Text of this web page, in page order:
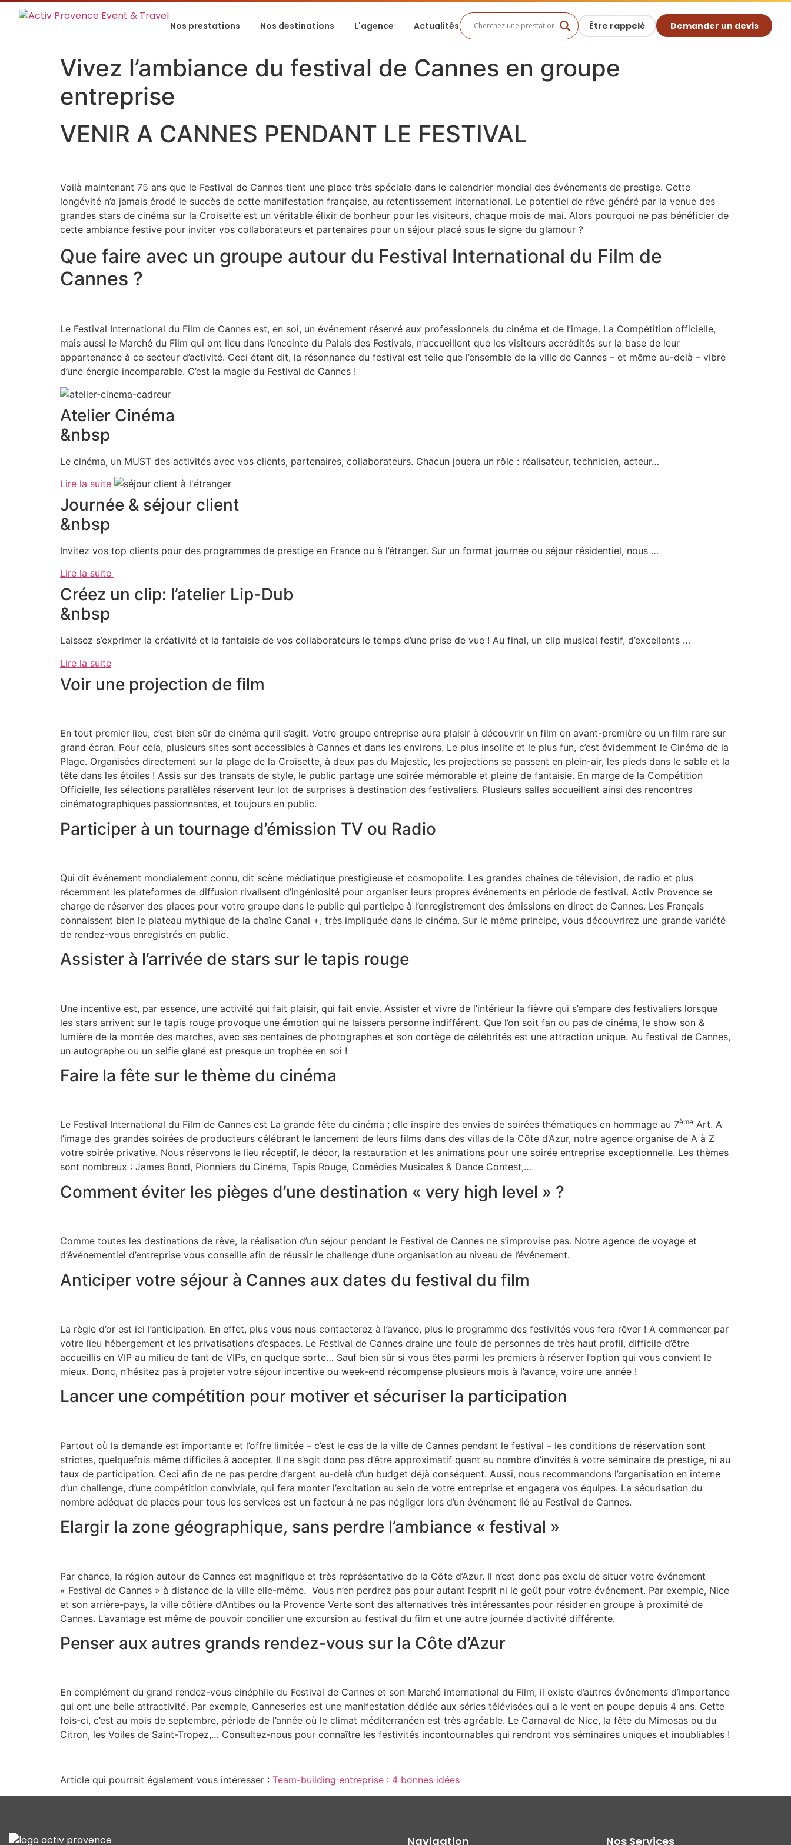
Nos prestations Nos destinations L'agence Actualités Être rappelé Demander un devis
Vivez l’ambiance du festival de Cannes en groupe
entreprise
VENIR A CANNES PENDANT LE FESTIVAL
Voilà maintenant 75 ans que le Festival de Cannes tient une place très spéciale dans le calendrier mondial des événements de prestige. Cette
longévité n’a jamais érodé le succès de cette manifestation française, au retentissement international. Le potentiel de rêve généré par la venue des
grandes stars de cinéma sur la Croisette est un véritable élixir de bonheur pour les visiteurs, chaque mois de mai. Alors pourquoi ne pas bénéficier de
cette ambiance festive pour inviter vos collaborateurs et partenaires pour un séjour placé sous le signe du glamour ?
Que faire avec un groupe autour du Festival International du Film de
Cannes ?
Le Festival International du Film de Cannes est, en soi, un événement réservé aux professionnels du cinéma et de l’image. La Compétition officielle,
mais aussi le Marché du Film qui ont lieu dans l’enceinte du Palais des Festivals, n’accueillent que les visiteurs accrédités sur la base de leur
appartenance à ce secteur d’activité. Ceci étant dit, la résonnance du festival est telle que l’ensemble de la ville de Cannes – et même au-delà – vibre
d’une énergie incomparable. C’est la magie du Festival de Cannes !
Atelier Cinéma
&nbsp
Le cinéma, un MUST des activités avec vos clients, partenaires, collaborateurs. Chacun jouera un rôle : réalisateur, technicien, acteur…
Lire la suite
Journée & séjour client
&nbsp
Invitez vos top clients pour des programmes de prestige en France ou à l’étranger. Sur un format journée ou séjour résidentiel, nous …
Lire la suite
Créez un clip: l’atelier Lip-Dub
&nbsp
Laissez s’exprimer la créativité et la fantaisie de vos collaborateurs le temps d’une prise de vue ! Au final, un clip musical festif, d’excellents …
Lire la suite
Voir une projection de film
En tout premier lieu, c’est bien sûr de cinéma qu’il s’agit. Votre groupe entreprise aura plaisir à découvrir un film en avant-première ou un film rare sur
grand écran. Pour cela, plusieurs sites sont accessibles à Cannes et dans les environs. Le plus insolite et le plus fun, c’est évidemment le Cinéma de la
Plage. Organisées directement sur la plage de la Croisette, à deux pas du Majestic, les projections se passent en plein-air, les pieds dans le sable et la
tête dans les étoiles ! Assis sur des transats de style, le public partage une soirée mémorable et pleine de fantaisie. En marge de la Compétition
Officielle, les sélections parallèles réservent leur lot de surprises à destination des festivaliers. Plusieurs salles accueillent ainsi des rencontres
cinématographiques passionnantes, et toujours en public.
Participer à un tournage d’émission TV ou Radio
Qui dit événement mondialement connu, dit scène médiatique prestigieuse et cosmopolite. Les grandes chaînes de télévision, de radio et plus
récemment les plateformes de diffusion rivalisent d’ingéniosité pour organiser leurs propres événements en période de festival. Activ Provence se
charge de réserver des places pour votre groupe dans le public qui participe à l’enregistrement des émissions en direct de Cannes. Les Français
connaissent bien le plateau mythique de la chaîne Canal +, très impliquée dans le cinéma. Sur le même principe, vous découvrirez une grande variété
de rendez-vous enregistrés en public.
Assister à l’arrivée de stars sur le tapis rouge
Une incentive est, par essence, une activité qui fait plaisir, qui fait envie. Assister et vivre de l’intérieur la fièvre qui s’empare des festivaliers lorsque
les stars arrivent sur le tapis rouge provoque une émotion qui ne laissera personne indifférent. Que l’on soit fan ou pas de cinéma, le show son &
lumière de la montée des marches, avec ses centaines de photographes et son cortège de célébrités est une attraction unique. Au festival de Cannes,
un autographe ou un selfie glané est presque un trophée en soi !
Faire la fête sur le thème du cinéma
Le Festival International du Film de Cannes est La grande fête du cinéma ; elle inspire des envies de soirées thématiques en hommage au 7ème Art. A
l’image des grandes soirées de producteurs célébrant le lancement de leurs films dans des villas de la Côte d’Azur, notre agence organise de A à Z
votre soirée privative. Nous réservons le lieu réceptif, le décor, la restauration et les animations pour une soirée entreprise exceptionnelle. Les thèmes
sont nombreux : James Bond, Pionniers du Cinéma, Tapis Rouge, Comédies Musicales & Dance Contest,…
Comment éviter les pièges d’une destination « very high level » ?
Comme toutes les destinations de rêve, la réalisation d’un séjour pendant le Festival de Cannes ne s’improvise pas. Notre agence de voyage et
d’événementiel d’entreprise vous conseille afin de réussir le challenge d’une organisation au niveau de l’événement.
Anticiper votre séjour à Cannes aux dates du festival du film
La règle d’or est ici l’anticipation. En effet, plus vous nous contacterez à l’avance, plus le programme des festivités vous fera rêver ! A commencer par
votre lieu hébergement et les privatisations d’espaces. Le Festival de Cannes draine une foule de personnes de très haut profil, difficile d’être
accueillis en VIP au milieu de tant de VIPs, en quelque sorte… Sauf bien sûr si vous êtes parmi les premiers à réserver l’option qui vous convient le
mieux. Donc, n’hésitez pas à projeter votre séjour incentive ou week-end récompense plusieurs mois à l’avance, voire une année !
Lancer une compétition pour motiver et sécuriser la participation
Partout où la demande est importante et l’offre limitée – c’est le cas de la ville de Cannes pendant le festival – les conditions de réservation sont
strictes, quelquefois même difficiles à accepter. Il ne s’agit donc pas d’être approximatif quant au nombre d’invités à votre séminaire de prestige, ni au
taux de participation. Ceci afin de ne pas perdre d’argent au-delà d’un budget déjà conséquent. Aussi, nous recommandons l’organisation en interne
d’un challenge, d’une compétition conviviale, qui fera monter l’excitation au sein de votre entreprise et engagera vos équipes. La sécurisation du
nombre adéquat de places pour tous les services est un facteur à ne pas négliger lors d’un événement lié au Festival de Cannes.
Elargir la zone géographique, sans perdre l’ambiance « festival »
Par chance, la région autour de Cannes est magnifique et très représentative de la Côte d’Azur. Il n’est donc pas exclu de situer votre événement
« Festival de Cannes » à distance de la ville elle-même. Vous n’en perdrez pas pour autant l’esprit ni le goût pour votre événement. Par exemple, Nice
et son arrière-pays, la ville côtière d’Antibes ou la Provence Verte sont des alternatives très intéressantes pour résider en groupe à proximité de
Cannes. L’avantage est même de pouvoir concilier une excursion au festival du film et une autre journée d’activité différente.
Penser aux autres grands rendez-vous sur la Côte d’Azur
En complément du grand rendez-vous cinéphile du Festival de Cannes et son Marché international du Film, il existe d’autres événements d’importance
qui ont une belle attractivité. Par exemple, Canneseries est une manifestation dédiée aux séries télévisées qui a le vent en poupe depuis 4 ans. Cette
fois-ci, c’est au mois de septembre, période de l’année où le climat méditerranéen est très agréable. Le Carnaval de Nice, la fête du Mimosas ou du
Citron, les Voiles de Saint-Tropez,… Consultez-nous pour connaître les festivités incontournables qui rendront vos séminaires uniques et inoubliables !
Article qui pourrait également vous intéresser : Team-building entreprise : 4 bonnes idées
Navigation Nos Services